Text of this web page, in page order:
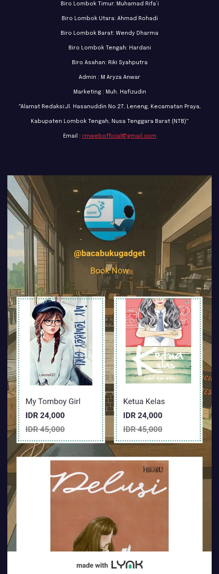
Biro Lombok Timur: Muhamad Rifa’i
Biro Lombok Utara: Ahmad Rohadi
Biro Lombok Barat: Wendy Dharma
Biro Lombok Tengah: Hardani
Biro Asahan: Riki Syahputra
Admin : M Aryza Anwar
Marketing : Muh. Hafizudin
"Alamat Redaksi:Jl. Hasanuddin No.27, Leneng, Kecamatan Praya,
Kabupaten Lombok Tengah, Nusa Tenggara Barat (NTB)"
Email : rmwebofficial@gmail.com